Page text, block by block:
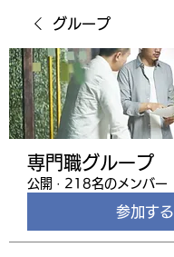
グループ
専門職グループ
公開 · 218名のメンバー
参加する